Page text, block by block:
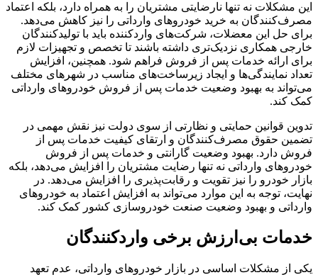
این مشکلات نه تنها نارضایتی مشتریان را به همراه دارد، بلکه اعتماد
مصرف‌کنندگان به خرید خودروهای وارداتی را نیز کاهش می‌دهد.
برای حل این معضلات، شرکت‌های واردکننده باید با تولیدکنندگان
خارجی همکاری نزدیک‌تری داشته باشند تا تخصص و تجهیزات لازم
برای ارائه خدمات پس از فروش فراهم شود. همچنین، افزایش
تعداد نمایندگی‌ها و ایجاد زیرساخت‌های مناسب در شهرهای مختلف
می‌تواند به بهبود وضعیت خدمات پس از فروش خودروهای وارداتی
کمک کند.
تدوین قوانین حمایتی و نظارتی از سوی دولت نیز نقش مهمی در
تضمین حقوق مصرف‌کنندگان و ارتقای کیفیت خدمات پس از
فروش دارد. بهبود وضعیت گارانتی و خدمات پس از فروش
خودروهای وارداتی نه تنها رضایت مشتریان را افزایش می‌دهد، بلکه
بازار خودرو را نیز تقویت و رقابت‌پذیری را افزایش می‌دهد. در
نهایت، توجه به این موارد می‌تواند به افزایش اعتماد به خودروهای
وارداتی و بهبود وضعیت صنعت خودروسازی کشور کمک کند.
خدمات بی‌ارزش برخی واردکنندگان
یکی از مشکلات اساسی در بازار خودروهای وارداتی، عدم تعهد